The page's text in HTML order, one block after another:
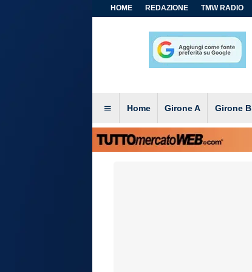
HOME REDAZIONE TMW RADIO
Home Girone A Girone B